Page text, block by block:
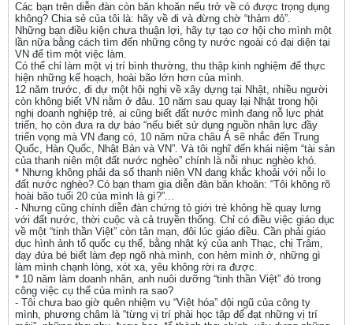
Các bạn trên diễn đàn còn băn khoăn nếu trở về có được trọng dụng
không? Chia sẻ của tôi là: hãy về đi và đừng chờ “thảm đỏ”.
Những bạn điều kiện chưa thuận lợi, hãy tự tạo cơ hội cho mình một
lần nữa bằng cách tìm đến những công ty nước ngoài có đại diện tại
VN để tìm một việc làm.
Có thể chỉ làm một vị trí bình thường, thu thập kinh nghiệm để thực
hiện những kế hoạch, hoài bão lớn hơn của mình.
12 năm trước, đi dự một hội nghị về xây dựng tại Nhật, nhiều người
còn không biết VN nằm ở đâu. 10 năm sau quay lại Nhật trong hội
nghị doanh nghiệp trẻ, ai cũng biết đất nước mình đang nỗ lực phát
triển, họ còn đưa ra dự báo “nếu biết sử dụng nguồn nhân lực đầy
triển vọng mà VN đang có, 10 năm nữa châu Á sẽ nhắc đến Trung
Quốc, Hàn Quốc, Nhật Bản và VN”. Và tôi nghĩ đến khái niệm “tài sản
của thanh niên một đất nước nghèo” chính là nỗi nhục nghèo khó.
* Nhưng không phải đa số thanh niên VN đang khắc khoải với nỗi lo
đất nước nghèo? Có bạn tham gia diễn đàn băn khoăn: “Tôi không rõ
hoài bão tuổi 20 của mình là gì?”...
- Nhưng cũng chính diễn đàn chứng tỏ giới trẻ không hề quay lưng
với đất nước, thời cuộc và cả truyền thống. Chỉ có điều việc giáo dục
về một “tinh thần Việt” còn tản mạn, đôi lúc giáo điều. Cần phải giáo
dục hình ảnh tổ quốc cụ thể, bằng nhật ký của anh Thạc, chị Trâm,
dạy đứa bé biết làm đẹp ngõ nhà mình, con hẻm mình ở, những gì
làm mình chạnh lòng, xót xa, yêu không rời ra được.
* 10 năm làm doanh nhân, anh nuôi dưỡng “tinh thần Việt” đó trong
công việc cụ thể của mình ra sao?
- Tôi chưa bao giờ quên nhiệm vụ “Việt hóa” đội ngũ của công ty
mình, phương châm là “từng vị trí phải học tập để đạt những vị trí